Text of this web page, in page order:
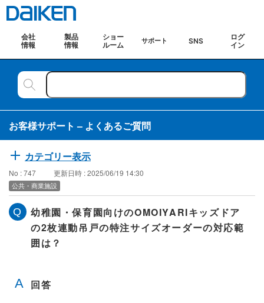
会社
情報
製品
情報
ショー
ルーム
サポート SNS
ログ
イン
お客様サポート – よくあるご質問
カテゴリー表示
No : 747 更新日時 : 2025/06/19 14:30
公共・商業施設
幼稚園・保育園向けのOMOIYARIキッズドア
の2枚連動吊戸の特注サイズオーダーの対応範
囲は？